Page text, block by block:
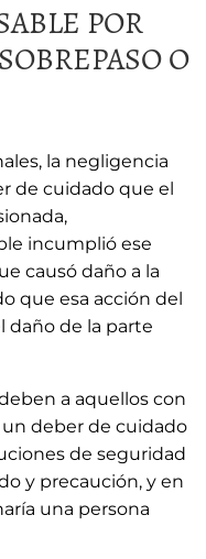
POR
O
la negligencia
de cuidado que el
incumplió ese
causó daño a la
que esa acción del
daño de la parte
a aquellos con
deber de cuidado
de seguridad
y precaución, y en
una persona